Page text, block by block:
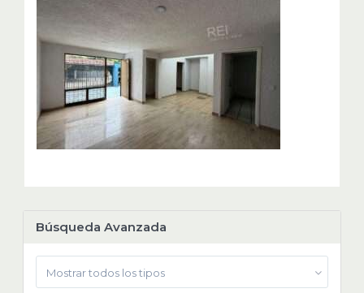
Búsqueda Avanzada
Mostrar todos los tipos